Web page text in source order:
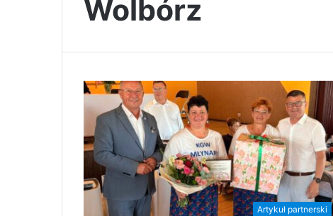
Wolbórz
Artykuł partnerski